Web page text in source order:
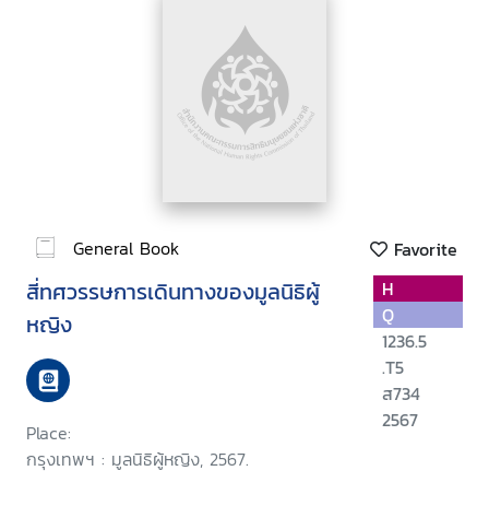
General Book Favorite
สี่ทศวรรษการเดินทางของมูลนิธิผู้
หญิง
Place:
กรุงเทพฯ : มูลนิธิผู้หญิง, 2567.
H
Q
1236.5
.T5
ส734
2567